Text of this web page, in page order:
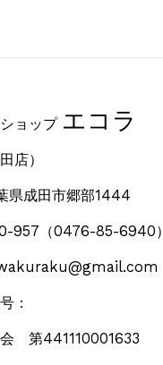
ョップ エコラ
店）
県成田市郷部1444
957 （0476-85-6940）
：
第441110001633